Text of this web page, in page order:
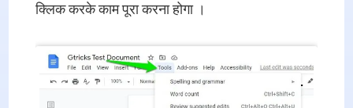
क्लिक करके काम पूरा करना होगा ।